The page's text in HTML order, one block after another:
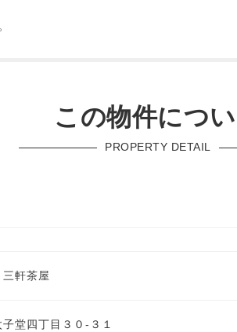
この物件につ
PROPERTY DETAIL
軒茶屋
堂四丁目３０-３１